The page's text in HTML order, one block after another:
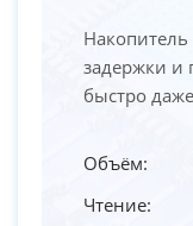
Накопитель
задержки и
быстро
Объём:
Чтение: